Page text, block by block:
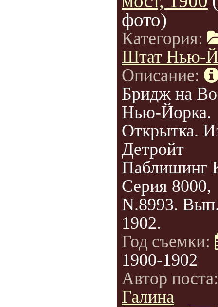
фото)
Категория:
Штат Нью-
Описание:
Бридж на
Нью-Йорка.
Открытка.
Детройт
Паблишинг
Серия 8000,
N.8993.
1902.
Год съемки:
1900-1902
Автор
Галина